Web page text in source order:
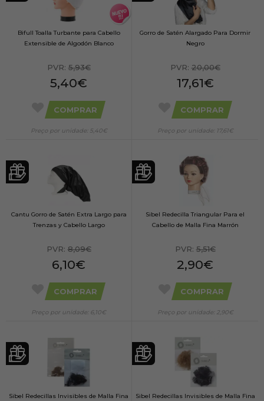
Bifull Toalla Turbante para Cabello
Extensible de Algodón Blanco
PVR:5,93€
5,40€
COMPRAR
Preço por unidade: 5,40€
Gorro de Satén Alargado Para Dormir
Negro
PVR:20,00€
17,61€
COMPRAR
Preço por unidade: 17,61€
Cantu Gorro de Satén Extra Largo para
Trenzas y Cabello Largo
PVR:8,09€
6,10€
COMPRAR
Preço por unidade: 6,10€
Sibel Redecilla Triangular Para el
Cabello de Malla Fina Marrón
PVR:5,51€
2,90€
COMPRAR
Preço por unidade: 2,90€
Sibel Redecillas Invisibles de Malla Fina
Sibel Redecillas Invisibles de Malla Fina